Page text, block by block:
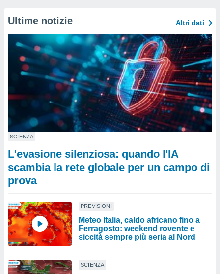
Ultime notizie Altri dati
SCIENZA
L'evasione silenziosa: quando l'IA
scambia la rete globale per un campo di
prova
PREVISIONI
Meteo Italia, caldo africano fino a
Ferragosto: weekend rovente e
siccità sempre più seria al Nord
SCIENZA